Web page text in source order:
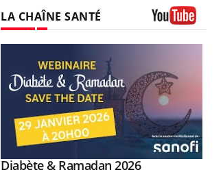
LA CHAÎNE SANTÉ
Youtube
Un « jumeau numérique » pour